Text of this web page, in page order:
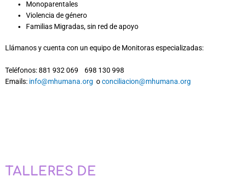
Monoparentales
Violencia de género
Familias Migradas, sin red de apoyo
Llámanos y cuenta con un equipo de Monitoras especializadas:
Teléfonos: 881 932 069 698 130 998
Emails: info@mhumana.org oconciliacion@mhumana.org
TALLERES DE